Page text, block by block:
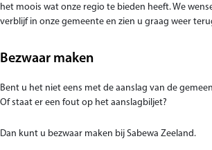
het moois wat onze regio te bieden heeft. We
verblijf in onze gemeente en zien u graag weer
Bezwaar maken
Bent u het niet eens met de aanslag van de
Of staat er een fout op het aanslagbiljet?
Dan kunt u bezwaar maken bij Sabewa Zeeland.